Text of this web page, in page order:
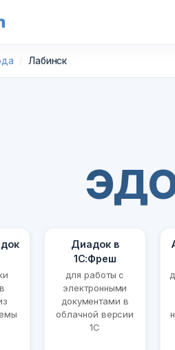
Лабинск
ЭДО
Диадок в
1С:Фреш
для работы с
электронными
документами в
облачной версии
1С